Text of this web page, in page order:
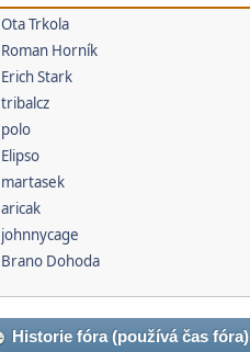
Ota Trkola
Roman Horník
Erich Stark
tribalcz
polo
Elipso
martasek
aricak
johnnycage
Brano Dohoda
Historie fóra (používá čas fóra)